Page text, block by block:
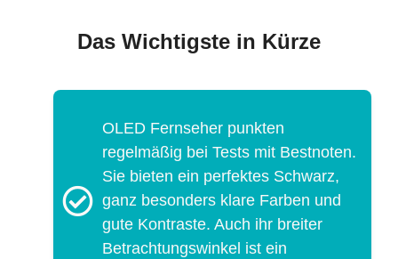
Das Wichtigste in Kürze
OLED Fernseher punkten
regelmäßig bei Tests mit Bestnoten.
Sie bieten ein perfektes Schwarz,
ganz besonders klare Farben und
gute Kontraste. Auch ihr breiter
Betrachtungswinkel ist ein